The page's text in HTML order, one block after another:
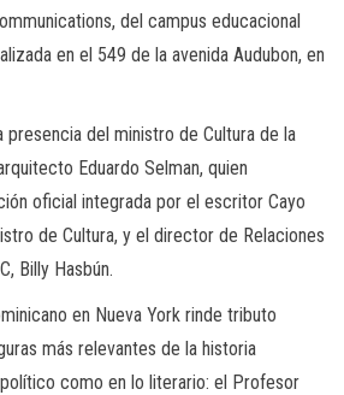
del campus educacional
en el 549 de la avenida Audubon, en
presencia del ministro de Cultura de la
Eduardo Selman, quien
oficial integrada por el escritor Cayo
de Cultura, y el director de Relaciones
Billy Hasbún.
en Nueva York rinde tributo
más relevantes de la historia
como en lo literario: el Profesor